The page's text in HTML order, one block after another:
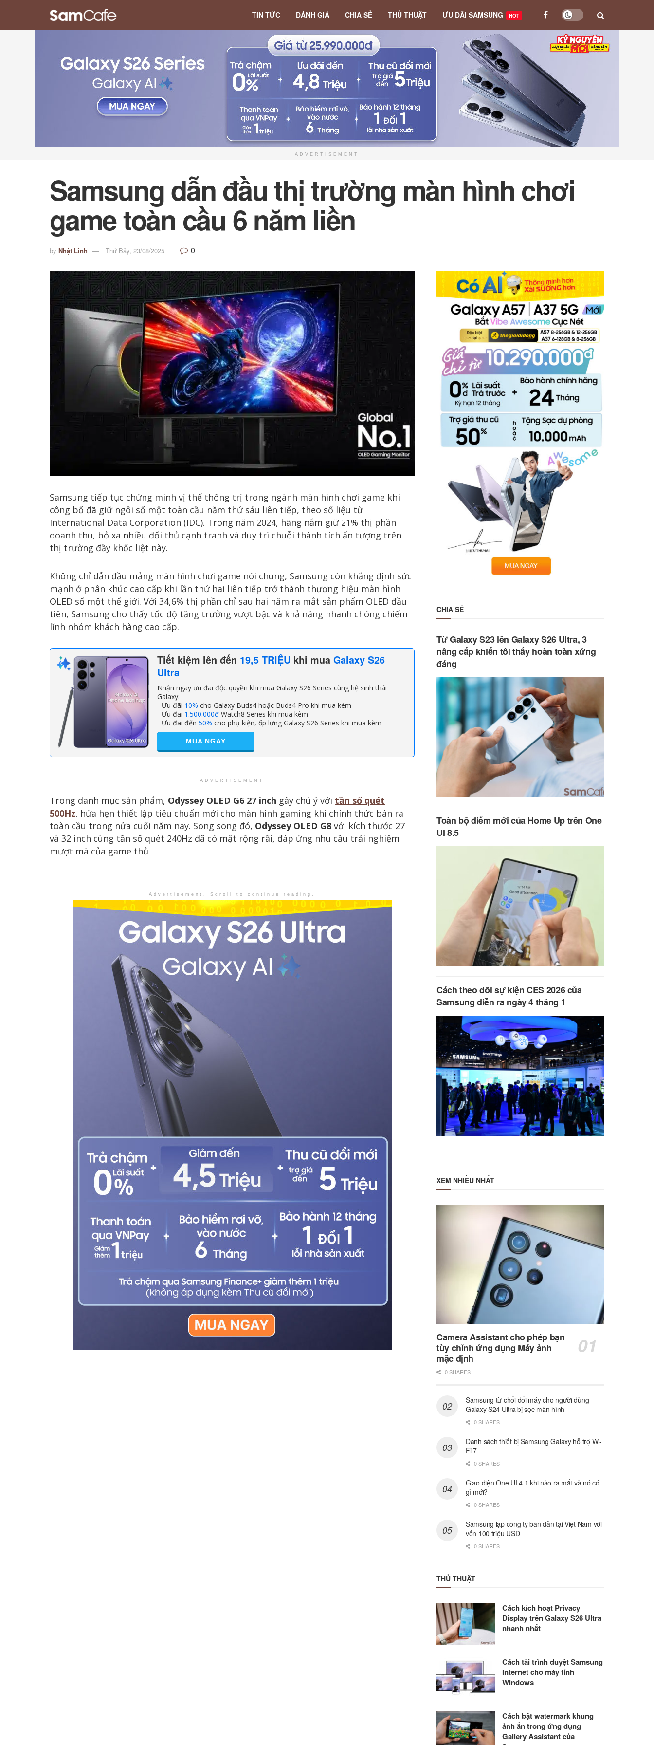
TIN TỨC ĐÁNH GIÁ CHIA SẺ THỦ THUẬT ƯU ĐÃI SAMSUNG HOT
ADVERTISEMENT
Samsung dẫn đầu thị trường màn hình chơi
game toàn cầu 6 năm liền
by Nhật Linh Thứ Bảy, 23/08/2025 0
Samsung tiếp tục chứng minh vị thế thống trị trong ngành màn hình chơi game khi
công bố đã giữ ngôi số một toàn cầu năm thứ sáu liên tiếp, theo số liệu từ
International Data Corporation (IDC). Trong năm 2024, hãng nắm giữ 21% thị phần
doanh thu, bỏ xa nhiều đối thủ cạnh tranh và duy trì chuỗi thành tích ấn tượng trên
thị trường đầy khốc liệt này.
Không chỉ dẫn đầu mảng màn hình chơi game nói chung, Samsung còn khẳng định sức
mạnh ở phân khúc cao cấp khi lần thứ hai liên tiếp trở thành thương hiệu màn hình
OLED số một thế giới. Với 34,6% thị phần chỉ sau hai năm ra mắt sản phẩm OLED đầu
tiên, Samsung cho thấy tốc độ tăng trưởng vượt bậc và khả năng nhanh chóng chiếm
lĩnh nhóm khách hàng cao cấp.
Tiết kiệm lên đến 19,5 TRIỆU khi mua Galaxy S26
Ultra
Nhận ngay ưu đãi độc quyền khi mua Galaxy S26 Series cùng hệ sinh thái
Galaxy:
- Ưu đãi 10% cho Galaxy Buds4 hoặc Buds4 Pro khi mua kèm
- Ưu đãi 1.500.000đ Watch8 Series khi mua kèm
- Ưu đãi đến 50% cho phụ kiện, ốp lưng Galaxy S26 Series khi mua kèm
MUA NGAY
ADVERTISEMENT
Trong danh mục sản phẩm, Odyssey OLED G6 27 inch gây chú ý với tần số quét
500Hz, hứa hẹn thiết lập tiêu chuẩn mới cho màn hình gaming khi chính thức bán ra
toàn cầu trong nửa cuối năm nay. Song song đó, Odyssey OLED G8 với kích thước 27
và 32 inch cùng tần số quét 240Hz đã có mặt rộng rãi, đáp ứng nhu cầu trải nghiệm
mượt mà của game thủ.
Advertisement. Scroll to continue reading.
CHIA SẺ
Từ Galaxy S23 lên Galaxy S26 Ultra, 3
nâng cấp khiến tôi thấy hoàn toàn xứng
đáng
Toàn bộ điểm mới của Home Up trên One
UI 8.5
Cách theo dõi sự kiện CES 2026 của
Samsung diễn ra ngày 4 tháng 1
XEM NHIỀU NHẤT
Camera Assistant cho phép bạn
tùy chỉnh ứng dụng Máy ảnh
mặc định
0 SHARES
Samsung từ chối đổi máy cho người dùng
Galaxy S24 Ultra bị sọc màn hình
0 SHARES
Danh sách thiết bị Samsung Galaxy hỗ trợ Wi-
Fi 7
0 SHARES
Giao diện One UI 4.1 khi nào ra mắt và nó có
gì mới?
0 SHARES
Samsung lập công ty bán dẫn tại Việt Nam với
vốn 100 triệu USD
0 SHARES
THỦ THUẬT
Cách kích hoạt Privacy
Display trên Galaxy S26 Ultra
nhanh nhất
Cách tải trình duyệt Samsung
Internet cho máy tính
Windows
Cách bật watermark khung
ảnh ẩn trong ứng dụng
Gallery Assistant của